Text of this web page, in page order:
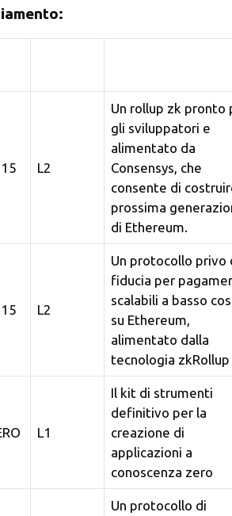
L2
Un rollup zk pronto
gli sviluppatori e
alimentato da
Consensys, che
consente di
prossima
di Ethereum.
L2
Un protocollo privo
fiducia per
scalabili a basso
su Ethereum,
alimentato dalla
tecnologia zkRollup
L1
Il kit di strumenti
definitivo per la
creazione di
applicazioni a
conoscenza zero
Un protocollo di